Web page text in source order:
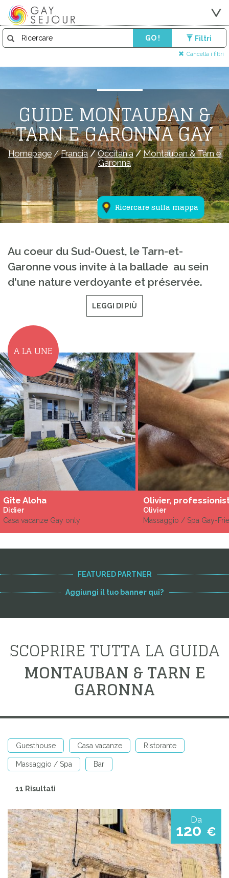
GO ! Filtri
Cancella i filtri
Ricercare sulla mappa
GUIDE MONTAUBAN &
TARN E GARONNA GAY
Homepage /Francia/Occitania/Montauban & Tarn e
Garonna
Au coeur du Sud-Ouest, le Tarn-et-
Garonne vous invite à la ballade au sein
d'une nature verdoyante et préservée.
LEGGI DI PIÙ
A LA UNE
Gîte Aloha
Didier
Casa vacanze Gay only
Olivier
Massaggio / Spa Gay-
FEATURED PARTNER
Aggiungi il tuo banner qui?
SCOPRIRE TUTTA LA GUIDA
MONTAUBAN & TARN E
GARONNA
Guesthouse Casa vacanze Ristorante
Massaggio / Spa Bar
11 Risultati
Da
120 €